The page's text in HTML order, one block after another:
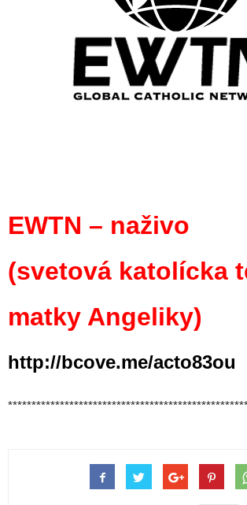
EWTN – naživo
(svetová katolícka
matky Angeliky)
http://bcove.me/acto83ou